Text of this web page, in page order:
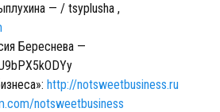
— / tsyplusha ,
Береснева —
http://notsweetbusiness.ru
notsweetbusiness